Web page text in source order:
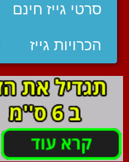
סרטי גייז חינם
הכרויות גייז